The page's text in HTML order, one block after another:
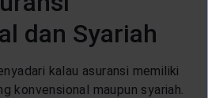
dan Syariah
kalau asuransi memiliki
konvensional maupun syariah.